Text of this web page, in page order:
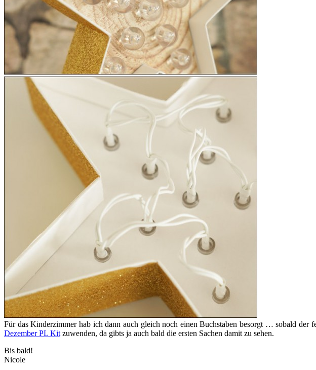
Für das Kinderzimmer hab ich dann auch gleich noch einen Buchstaben besorgt … sobald der
Dezember PL Kit zuwenden, da gibts ja auch bald die ersten Sachen damit zu sehen.
Bis bald!
Nicole